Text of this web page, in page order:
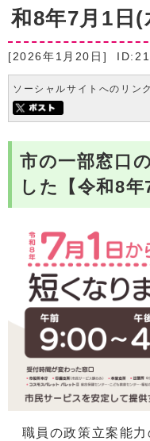
和8年7月1日(
[2026年1月20日]
ソーシャルサイトへのリン
市の一部窓口
した【令和8年
職員の政策立案能力